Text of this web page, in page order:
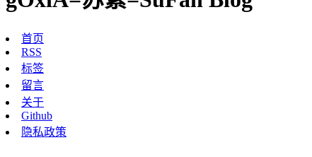
首页
RSS
标签
留言
关于
Github
隐私政策